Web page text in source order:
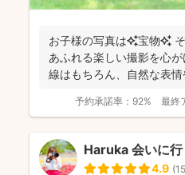
お子様の写真は✨宝物✨
あふれる楽しい撮影を心
線はもちろん、自然な表
予約承諾率： 92% 最終
Haruka 会いに
4.9 (15